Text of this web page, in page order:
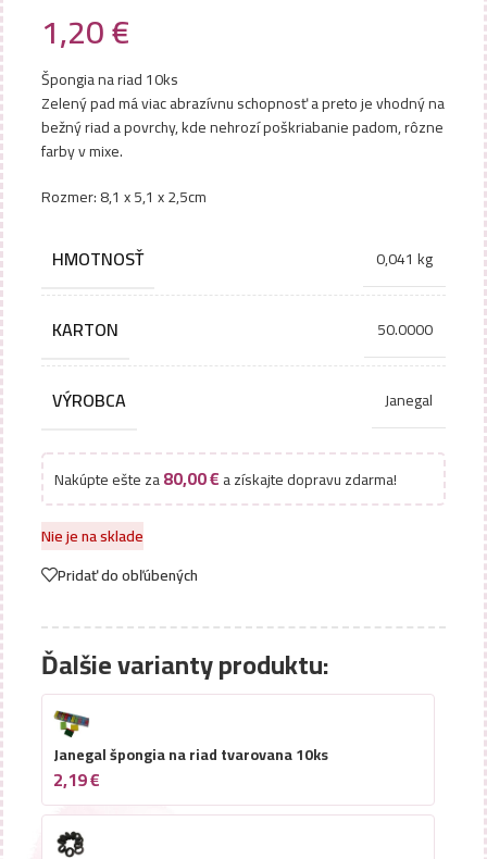
1,20€
Špongia na riad 10ks
Zelený pad má viac abrazívnu schopnosť a preto je vhodný na
bežný riad a povrchy, kde nehrozí poškriabanie padom, rôzne
farby v mixe.
Rozmer: 8,1 x 5,1 x 2,5cm
HMOTNOSŤ 0,041 kg
KARTON 50.0000
VÝROBCA Janegal
Nakúpte ešte za80,00€a získajte dopravu zdarma!
Nie je na sklade
Pridať do obľúbených
Ďalšie varianty produktu:
Janegal špongia na riad tvarovana 10ks
2,19€